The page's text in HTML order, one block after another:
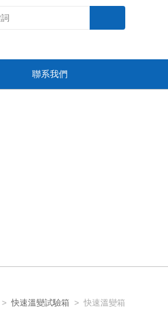
聯系我們
>快速溫變試驗箱 > 快速溫變箱